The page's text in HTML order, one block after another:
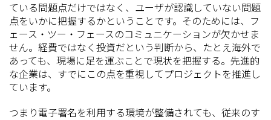
ている問題点だけではなく、ユーザが認識していない問題
点をいかに把握するかということです。そのためには、フ
ェース・ツー・フェースのコミュニケーションが欠かせま
せん。経費ではなく投資だという判断から、たとえ海外で
あっても、現場に足を運ぶことで現状を把握する。先進的
な企業は、すでにこの点を重視してプロジェクトを推進し
ています。
つまり電子署名を利用する環境が整備されても、従来のす